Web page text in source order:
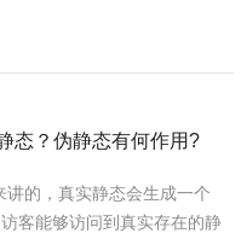
态？伪静态有何作用?
的，真实静态会生成一个
客能够访问到真实存在的静